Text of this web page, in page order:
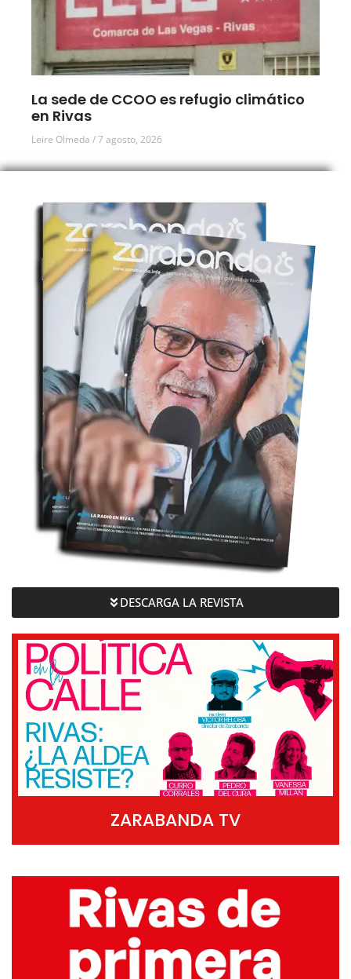
La sede de CCOO es refugio climático
en Rivas
Leire Olmeda 7 agosto, 2026
DESCARGA LA REVISTA
ZARABANDA TV